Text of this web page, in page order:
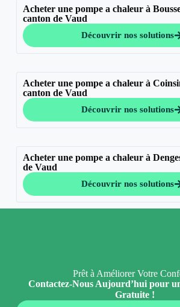
Acheter une pompe a chaleur à
canton de Vaud
Découvrir nos solutions
Acheter une pompe a chaleur à
canton de Vaud
Découvrir nos solutions
Acheter une pompe a chaleur à
de Vaud
Découvrir nos solutions
Prêt à Améliorer Votre
Contactez-Nous Aujourd’hui pour
Gratuite !